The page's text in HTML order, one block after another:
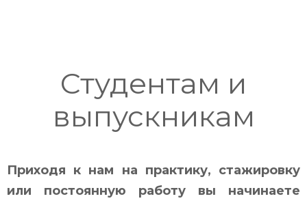
Студентам и
выпускникам
Приходя к нам на практику, стажировку
или постоянную работу вы начинаете